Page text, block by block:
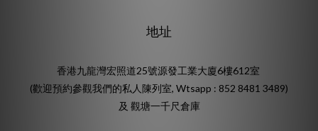
地址
香港九龍灣宏照道25號源發工業大廈6樓612室
(歡迎預約參觀我們的私人陳列室, Wtsapp : 852 8481 3489)
及 觀塘一千尺倉庫